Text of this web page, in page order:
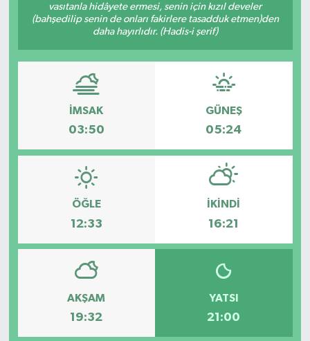
vasıtanla hidâyete ermesi, senin için kızıl develer
(bahşedilip senin de onları fakirlere tasadduk etmen)den
daha hayırlıdır. (Hadis-i şerif)
İMSAK
03:50
GÜNEŞ
05:24
ÖĞLE
12:33
İKINDI
16:21
AKŞAM
19:32
YATSI
21:00